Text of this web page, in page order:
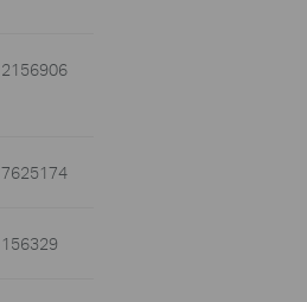
2156906
7625174
156329